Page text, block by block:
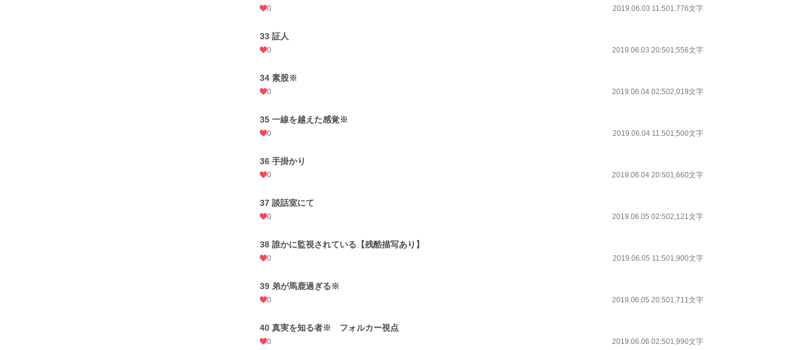
0 2019.06.03 11:501,776文字
33 証人
0 2019.06.03 20:501,556文字
34 素股※
0 2019.06.04 02:502,019文字
35 一線を越えた感覚※
0 2019.06.04 11:501,500文字
36 手掛かり
0 2019.06.04 20:501,660文字
37 談話室にて
0 2019.06.05 02:502,121文字
38 誰かに監視されている【残酷描写あり】
0 2019.06.05 11:501,900文字
39 弟が馬鹿過ぎる※
0 2019.06.05 20:501,711文字
40 真実を知る者※ フォルカー視点
0 2019.06.06 02:501,990文字